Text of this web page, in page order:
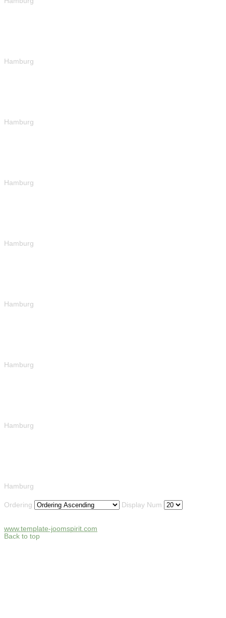
Hamburg
Hamburg
Hamburg
Hamburg
Hamburg
Hamburg
Hamburg
Hamburg
Ordering Display Num
www.template-joomspirit.com
Back to top